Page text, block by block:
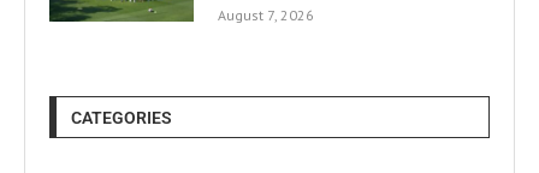
August 7, 2026
CATEGORIES